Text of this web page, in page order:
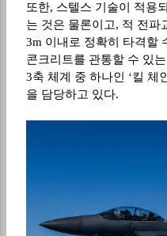
또한, 스텔스 기술이 적용
는 것은 물론이고, 적 전파
3m 이내로 정확히 타격할
콘크리트를 관통할 수 있
3축 체계 중 하나인 ‘킬 체
을 담당하고 있다.